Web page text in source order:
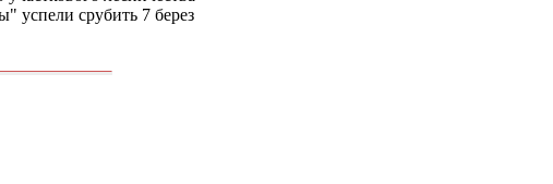
успели срубить 7 берез